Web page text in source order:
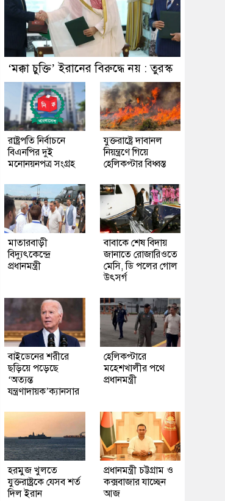
‘মক্কা চুক্তি’ ইরানের বিরুদ্ধে নয় : তুরস্ক
রাষ্ট্রপতি নির্বাচনে
বিএনপির দুই
মনোনয়নপত্র সংগ্রহ
যুক্তরাষ্ট্রে দাবানল
নিয়ন্ত্রণে গিয়ে
হেলিকপ্টার বিধ্বস্ত
মাতারবাড়ী
বিদ্যুৎকেন্দ্রে
প্রধানমন্ত্রী
বাবাকে শেষ বিদায়
জানাতে রোজারিওতে
মেসি, ডি পলের গোল
উৎসর্গ
বাইডেনের শরীরে
ছড়িয়ে পড়েছে
‘অত্যন্ত
যন্ত্রণাদায়ক’ক্যানসার
হেলিকপ্টারে
মহেশখালীর পথে
প্রধানমন্ত্রী
হরমুজ খুলতে
যুক্তরাষ্ট্রকে যেসব শর্ত
দিল ইরান
প্রধানমন্ত্রী চট্টগ্রাম ও
কক্সবাজার যাচ্ছেন
আজ